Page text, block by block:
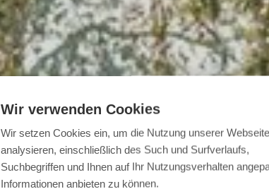
Wir verwenden Cookies
Wir setzen Cookies ein, um die Nutzung unserer
analysieren, einschließlich des Such und Surfverlaufs,
Suchbegriffen und Ihnen auf Ihr Nutzungsverhalten
Informationen anbieten zu können.